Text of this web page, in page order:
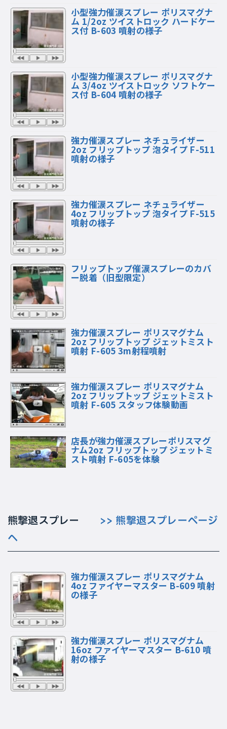
小型強力催涙スプレー ポリスマグナ
ム 1/2oz ツイストロック ハードケー
ス付 B-603 噴射の様子
小型強力催涙スプレー ポリスマグナ
ム 3/4oz ツイストロック ソフトケー
ス付 B-604 噴射の様子
強力催涙スプレー ネチュライザー
2oz フリップトップ 泡タイプ F-511
噴射の様子
強力催涙スプレー ネチュライザー
4oz フリップトップ 泡タイプ F-515
噴射の様子
フリップトップ催涙スプレーのカバ
ー脱着（旧型限定）
強力催涙スプレー ポリスマグナム
2oz フリップトップ ジェットミスト
噴射 F-605 3m射程噴射
強力催涙スプレー ポリスマグナム
2oz フリップトップ ジェットミスト
噴射 F-605 スタッフ体験動画
店長が強力催涙スプレーポリスマグ
ナム2oz フリップトップ ジェットミ
スト噴射 F-605を体験
熊撃退スプレー >> 熊撃退スプレーページ
へ
強力催涙スプレー ポリスマグナム
4oz ファイヤーマスター B-609 噴射
の様子
強力催涙スプレー ポリスマグナム
16oz ファイヤーマスター B-610 噴
射の様子